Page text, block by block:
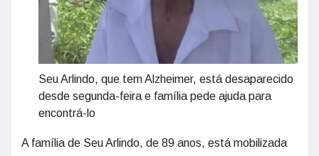
Seu Arlindo, que tem Alzheimer, está desaparecido
desde segunda-feira e família pede ajuda para
encontrá-lo
A família de Seu Arlindo, de 89 anos, está mobilizada